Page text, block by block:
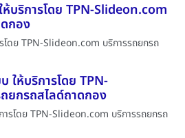
บริการโดย TPN-Slideon.com
กอง
โดย TPN-Slideon.com บริการรถยกรถ
ให้บริการโดย TPN-
ยกรถสไลด์ถาดกอง
ารโดย TPN-Slideon.com บริการรถยกรถ